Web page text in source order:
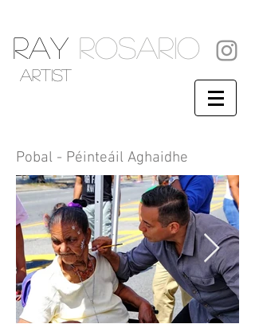
RAY ROSARIO
artist
Pobal - Péinteáil Aghaidhe